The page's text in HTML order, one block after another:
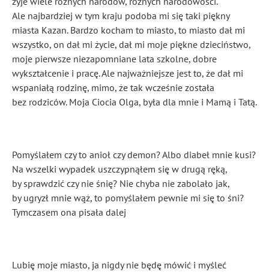
Ale najbardziej w tym kraju podoba mi się taki piękny
miasta Kazan. Bardzo kocham to miasto, to miasto dał mi
wszystko, on dał mi życie, dał mi moje piękne dzieciństwo,
moje pierwsze niezapomniane lata szkolne, dobre
wykształcenie i pracę. Ale najważniejsze jest to, że dał mi
wspaniałą rodzinę, mimo, że tak wcześnie została
bez rodziców. Moja Ciocia Olga, była dla mnie i Mamą i Tatą.
Pomyślałem czy to anioł czy demon? Albo diabeł mnie kusi?
Na wszelki wypadek uszczypnąłem się w drugą ręką,
by sprawdzić czy nie śnię? Nie chyba nie zabolało jak,
by ugryzł mnie wąż, to pomyślałem pewnie mi się to śni?
Tymczasem ona pisała dalej
Lubię moje miasto, ja nigdy nie będę mówić i myśleć